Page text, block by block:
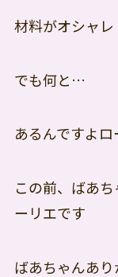
材料がオシャレ
でも何と…
あるんですよ
この前、ばあ
ーリエです
ばあちゃんあり